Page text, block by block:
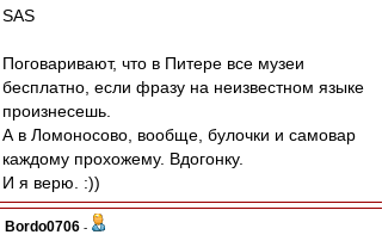
SAS
Поговаривают, что в Питере все музеи
бесплатно, если фразу на неизвестном языке
произнесешь.
А в Ломоносово, вообще, булочки и самовар
каждому прохожему. Вдогонку.
И я верю. :))
Bordo0706 -